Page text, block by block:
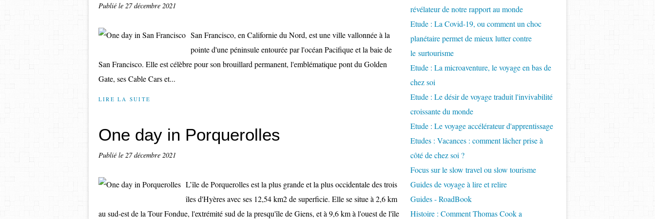
Publié le 27 décembre 2021
San Francisco, en Californie du Nord, est une ville vallonnée à la
pointe d'une péninsule entourée par l'océan Pacifique et la baie de
San Francisco. Elle est célèbre pour son brouillard permanent, l'emblématique pont du Golden
Gate, ses Cable Cars et...
LIRE LA SUITE
One day in Porquerolles
Publié le 27 décembre 2021
L’île de Porquerolles est la plus grande et la plus occidentale des trois
îles d'Hyères avec ses 12,54 km2 de superficie. Elle se situe à 2,6 km
au sud-est de la Tour Fondue, l'extrémité sud de la presqu'île de Giens, et à 9,6 km à l'ouest de l'île
révélateur de notre rapport au monde
Etude : La Covid-19, ou comment un choc
planétaire permet de mieux lutter contre
le surtourisme
Etude : La microaventure, le voyage en bas de
chez soi
Etude : Le désir de voyage traduit l'invivabilité
croissante du monde
Etude : Le voyage accélérateur d'apprentissage
Etudes : Vacances : comment lâcher prise à
côté de chez soi ?
Focus sur le slow travel ou slow tourisme
Guides de voyage à lire et relire
Guides - RoadBook
Histoire : Comment Thomas Cook a